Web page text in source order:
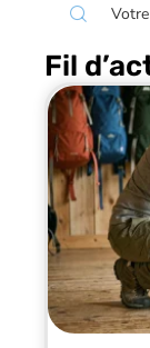
Fil